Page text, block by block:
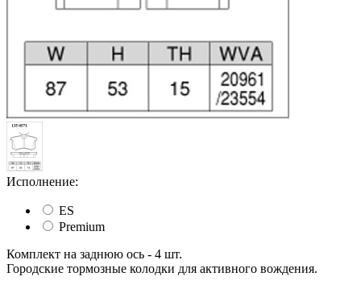
Исполнение:
ES
Premium
Комплект на заднюю ось - 4 шт.
Городские тормозные колодки для активного вождения.